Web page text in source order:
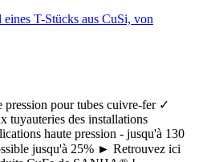
pression pour tubes cuivre-fer ✓
tuyauteries des installations
haute pression - jusqu'à 130
jusqu'à 25% ► Retrouvez ici